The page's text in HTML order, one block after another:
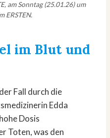
am Sonntag (25.01.26) um
ERSTEN.
im Blut und
Fall durch die
Edda
Dosis
Toten, was den